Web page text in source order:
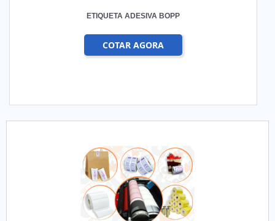
ETIQUETA ADESIVA BOPP
COTAR AGORA